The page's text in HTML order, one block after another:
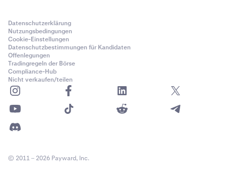
Datenschutzerklärung
Nutzungsbedingungen
Cookie-Einstellungen
Datenschutzbestimmungen für Kandidaten
Offenlegungen
Tradingregeln der Börse
Compliance-Hub
Nicht verkaufen/teilen
© 2011 – 2026 Payward, Inc.